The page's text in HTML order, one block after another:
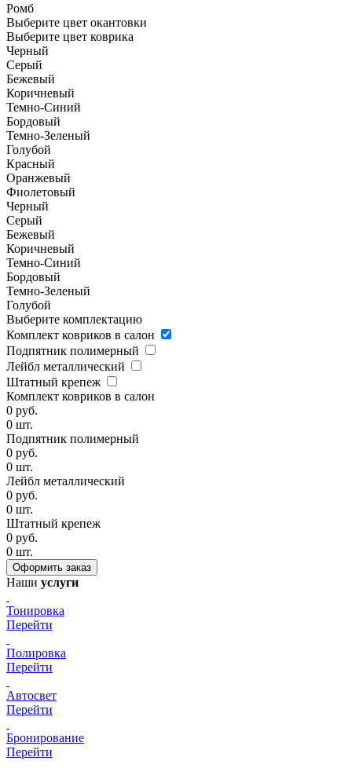
Ромб
Выберите цвет окантовки
Выберите цвет коврика
Черный
Серый
Бежевый
Коричневый
Темно-Синий
Бордовый
Темно-Зеленый
Голубой
Красный
Оранжевый
Фиолетовый
Черный
Серый
Бежевый
Коричневый
Темно-Синий
Бордовый
Темно-Зеленый
Голубой
Выберите комплектацию
Комплект ковриков в салон
Подпятник полимерный
Лейбл металлический
Штатный крепеж
Комплект ковриков в салон
0 руб.
0 шт.
Подпятник полимерный
0 руб.
0 шт.
Лейбл металлический
0 руб.
0 шт.
Штатный крепеж
0 руб.
0 шт.
Наши услуги
Тонировка
Перейти
Полировка
Перейти
Автосвет
Перейти
Бронирование
Перейти